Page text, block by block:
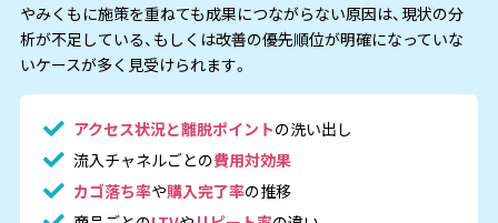
やみくもに施策を重ねても成果につながらない原因は、 現状の分
析が不足している、もしくは改善の優先順位が明確になっていな
いケースが多く見受けられます。
アクセス状況と離脱ポイントの洗い出し
流入チャネルごとの費用対効果
カゴ落ち率や購入完了率の推移